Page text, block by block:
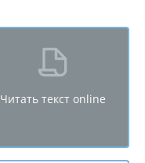
Читать текст online